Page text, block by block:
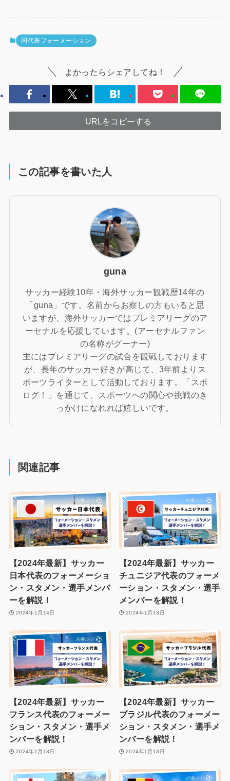
国代表フォーメーション
よかったらシェアしてね！
URLをコピーする
この記事を書いた人
guna
サッカー経験10年・海外サッカー観戦歴14年の
「guna」です。名前からお察しの方もいると思
いますが、海外サッカーではプレミアリーグのア
ーセナルを応援しています。(アーセナルファン
の名称がグーナー)
主にはプレミアリーグの試合を観戦しております
が、長年のサッカー好きが高じて、3年前よりス
ポーツライターとして活動しております。「スポ
ログ！」を通じて、スポーツへの関心や挑戦のき
っかけになれれば嬉しいです。
関連記事
【2024年最新】サッカー
日本代表のフォーメーショ
ン・スタメン・選手メンバ
ーを解説！
2024年1月14日
【2024年最新】サッカー
チュニジア代表のフォーメ
ーション・スタメン・選手
メンバーを解説！
2024年1月13日
【2024年最新】サッカー
フランス代表のフォーメー
ション・スタメン・選手メ
ンバーを解説！
2024年1月13日
【2024年最新】サッカー
ブラジル代表のフォーメー
ション・スタメン・選手メ
ンバーを解説！
2024年1月13日